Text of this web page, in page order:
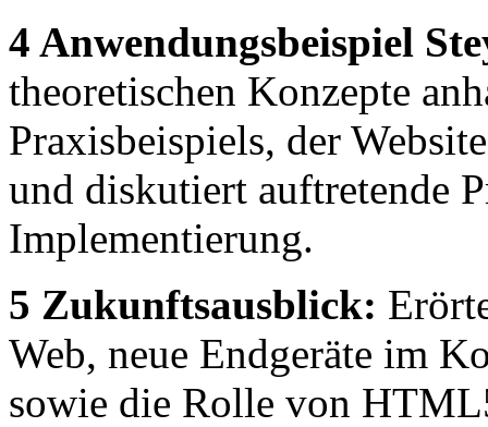
4 Anwendungsbeispiel
theoretischen Konzepte
Praxisbeispiels, der
und diskutiert auftretende
Implementierung.
5 Zukunftsausblick:
Web, neue Endgeräte im
sowie die Rolle von